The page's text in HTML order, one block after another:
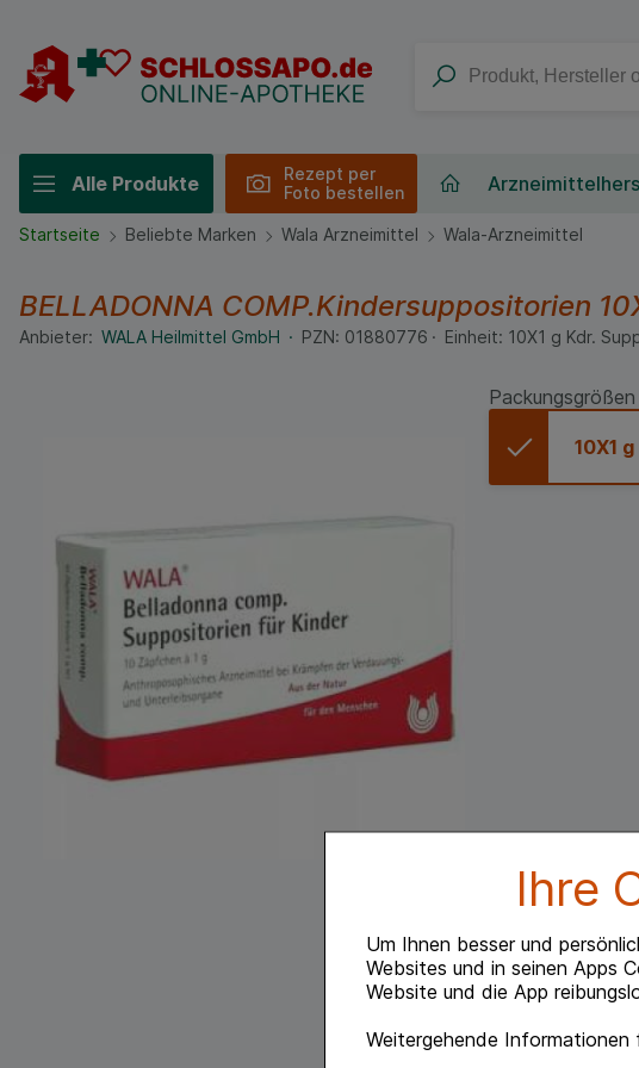
Ihre
Um Ihnen besser und
Websites und in seinen Apps
Website und die App
Weitergehende Informationen
Alle Produkte
Rezept per
Foto bestellen
Startseite Beliebte Marken Wala Arzneimittel Wala-Arzneimittel
BELLADONNA COMP.Kindersuppositorien
Anbieter: WALA Heilmittel GmbH PZN: 01880776 Einheit: 10X1 g Kdr.
Packungsgrößen
10X1 g